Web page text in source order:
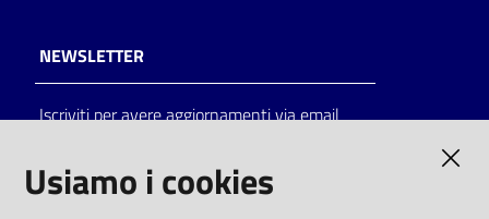
Catalogo
Eventi
NEWSLETTER
Iscriviti per avere aggiornamenti via email
Usiamo i cookies